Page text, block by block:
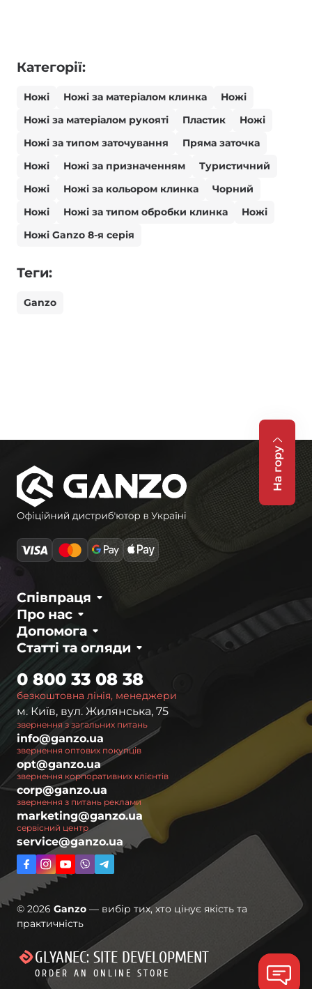
Категорії:
Ножі Ножі за матеріалом клинка
Ножі
Ножі за матеріалом рукояті
Пластик
Ножі
Ножі за типом заточування
Пряма заточка
Ножі
Ножі за призначенням
Туристичний
Ножі
Ножі за кольором клинка
Чорний
Ножі
Ножі за типом обробки клинка
Ножі
Ножі Ganzo 8-я серія
Теги:
Ganzo
На гору
Про нас
Співпраця
Статті та огляди
Допомога
безкоштовна лінія, менеджери
0 800 33 08 38
м. Київ, вул. Жилянська, 75
звернення з загальних питань
info@ganzo.ua
звернення оптових покупців
opt@ganzo.ua
звернення корпоративних клієнтів
corp@ganzo.ua
звернення з питань реклами
marketing@ganzo.ua
сервісний центр
service@ganzo.ua
© 2026 Ganzo — вибір тих, хто цінує якість та
практичність
GLYANEC: SITE DEVELOPMENT
ORDER AN ONLINE STORE